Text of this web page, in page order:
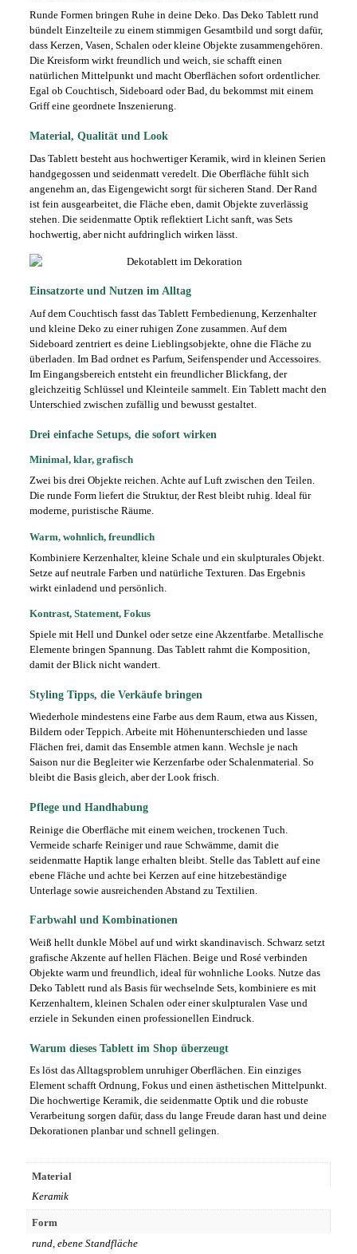
Runde Formen bringen Ruhe in deine Deko. Das Deko Tablett rund
bündelt Einzelteile zu einem stimmigen Gesamtbild und sorgt dafür,
dass Kerzen, Vasen, Schalen oder kleine Objekte zusammengehören.
Die Kreisform wirkt freundlich und weich, sie schafft einen
natürlichen Mittelpunkt und macht Oberflächen sofort ordentlicher.
Egal ob Couchtisch, Sideboard oder Bad, du bekommst mit einem
Griff eine geordnete Inszenierung.
Material, Qualität und Look
Das Tablett besteht aus hochwertiger Keramik, wird in kleinen Serien
handgegossen und seidenmatt veredelt. Die Oberfläche fühlt sich
angenehm an, das Eigengewicht sorgt für sicheren Stand. Der Rand
ist fein ausgearbeitet, die Fläche eben, damit Objekte zuverlässig
stehen. Die seidenmatte Optik reflektiert Licht sanft, was Sets
hochwertig, aber nicht aufdringlich wirken lässt.
Einsatzorte und Nutzen im Alltag
Auf dem Couchtisch fasst das Tablett Fernbedienung, Kerzenhalter
und kleine Deko zu einer ruhigen Zone zusammen. Auf dem
Sideboard zentriert es deine Lieblingsobjekte, ohne die Fläche zu
überladen. Im Bad ordnet es Parfum, Seifenspender und Accessoires.
Im Eingangsbereich entsteht ein freundlicher Blickfang, der
gleichzeitig Schlüssel und Kleinteile sammelt. Ein Tablett macht den
Unterschied zwischen zufällig und bewusst gestaltet.
Drei einfache Setups, die sofort wirken
Minimal, klar, grafisch
Zwei bis drei Objekte reichen. Achte auf Luft zwischen den Teilen.
Die runde Form liefert die Struktur, der Rest bleibt ruhig. Ideal für
moderne, puristische Räume.
Warm, wohnlich, freundlich
Kombiniere Kerzenhalter, kleine Schale und ein skulpturales Objekt.
Setze auf neutrale Farben und natürliche Texturen. Das Ergebnis
wirkt einladend und persönlich.
Kontrast, Statement, Fokus
Spiele mit Hell und Dunkel oder setze eine Akzentfarbe. Metallische
Elemente bringen Spannung. Das Tablett rahmt die Komposition,
damit der Blick nicht wandert.
Styling Tipps, die Verkäufe bringen
Wiederhole mindestens eine Farbe aus dem Raum, etwa aus Kissen,
Bildern oder Teppich. Arbeite mit Höhenunterschieden und lasse
Flächen frei, damit das Ensemble atmen kann. Wechsle je nach
Saison nur die Begleiter wie Kerzenfarbe oder Schalenmaterial. So
bleibt die Basis gleich, aber der Look frisch.
Pflege und Handhabung
Reinige die Oberfläche mit einem weichen, trockenen Tuch.
Vermeide scharfe Reiniger und raue Schwämme, damit die
seidenmatte Haptik lange erhalten bleibt. Stelle das Tablett auf eine
ebene Fläche und achte bei Kerzen auf eine hitzebeständige
Unterlage sowie ausreichenden Abstand zu Textilien.
Farbwahl und Kombinationen
Weiß hellt dunkle Möbel auf und wirkt skandinavisch. Schwarz setzt
grafische Akzente auf hellen Flächen. Beige und Rosé verbinden
Objekte warm und freundlich, ideal für wohnliche Looks. Nutze das
Deko Tablett rund als Basis für wechselnde Sets, kombiniere es mit
Kerzenhaltern, kleinen Schalen oder einer skulpturalen Vase und
erziele in Sekunden einen professionellen Eindruck.
Warum dieses Tablett im Shop überzeugt
Es löst das Alltagsproblem unruhiger Oberflächen. Ein einziges
Element schafft Ordnung, Fokus und einen ästhetischen Mittelpunkt.
Die hochwertige Keramik, die seidenmatte Optik und die robuste
Verarbeitung sorgen dafür, dass du lange Freude daran hast und deine
Dekorationen planbar und schnell gelingen.
Material
Keramik
Form
rund, ebene Standfläche